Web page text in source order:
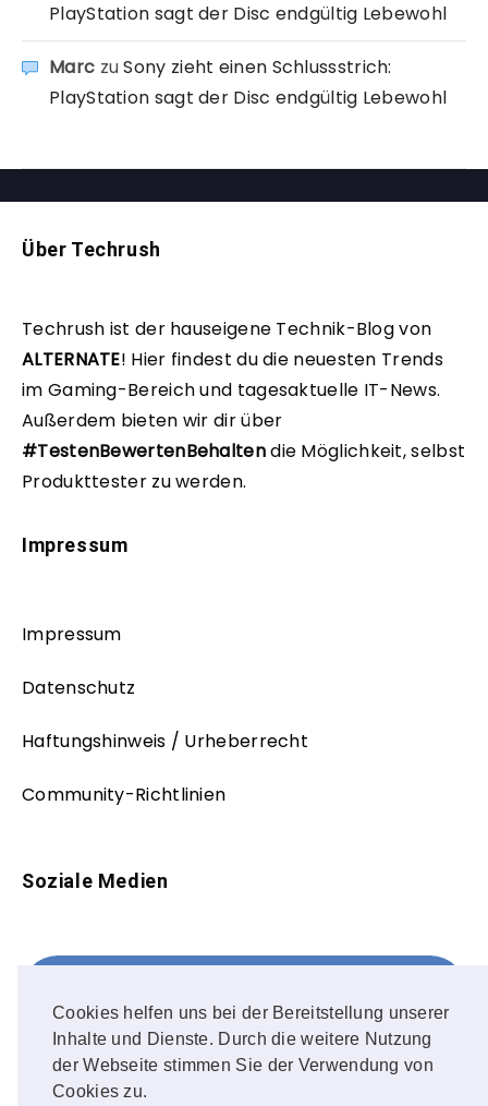
Cookies helfen uns bei der Bereitstellung unserer
Inhalte und Dienste. Durch die weitere Nutzung
der Webseite stimmen Sie der Verwendung von
Cookies zu.
PlayStation sagt der Disc endgültig Lebewohl
Marc zuSony zieht einen Schlussstrich:
PlayStation sagt der Disc endgültig Lebewohl
Über Techrush
Techrush ist der hauseigene Technik-Blog von
ALTERNATE! Hier findest du die neuesten Trends
im Gaming-Bereich und tagesaktuelle IT-News.
Außerdem bieten wir dir über
#TestenBewertenBehaltendie Möglichkeit, selbst
Produkttester zu werden.
Impressum
Impressum
Datenschutz
Haftungshinweis / Urheberrecht
Community-Richtlinien
Soziale Medien
FOLLOW ME!
Instagram
OUR PHOTOS!